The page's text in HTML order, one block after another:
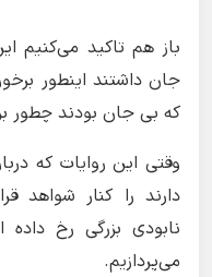
باز هم تاکید می‌کنیم
جان داشتند اینطور
که بی جان بودند چطور
وقتی این روایات که
دارند را کنار
نابودی بزرگی رخ
می‌پردازیم.